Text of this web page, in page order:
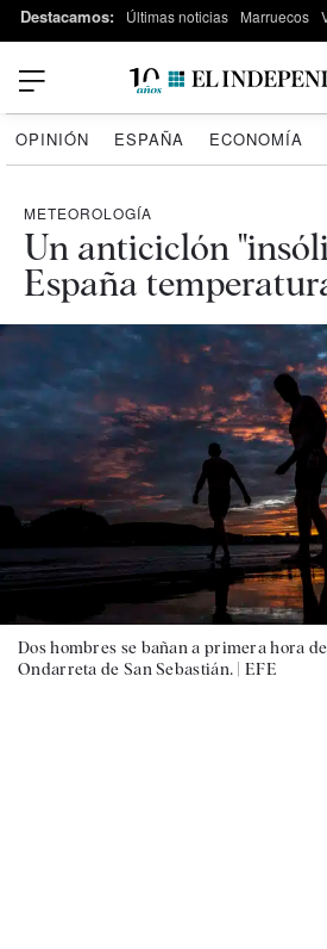
Destacamos: Últimas noticias Marruecos
OPINIÓN ESPAÑA ECONOMÍA
METEOROLOGÍA
Un anticiclón
España
Dos hombres se bañan a primera hora
Ondarreta de San Sebastián. |EFE